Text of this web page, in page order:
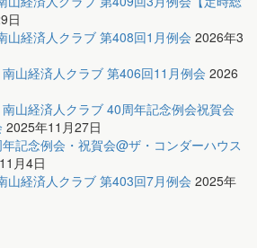
日
山経済人クラブ 第408回1月例会 2026年3
山経済人クラブ 第406回11月例会 2026
山経済人クラブ 40周年記念例会祝賀会
2025年11月27日
記念例会・祝賀会@ザ・コンダーハウス
月4日
山経済人クラブ 第403回7月例会 2025年